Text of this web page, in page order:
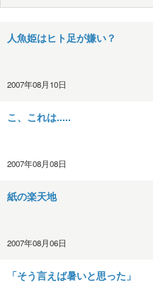
人魚姫はヒト足が嫌い？
2007年08月10日
こ、これは.....
2007年08月08日
紙の楽天地
2007年08月06日
「そう言えば暑いと思った」